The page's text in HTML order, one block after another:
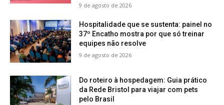
9 de agosto de 2026
Hospitalidade que se sustenta: painel no
37º Encatho mostra por que só treinar
equipes não resolve
9 de agosto de 2026
Do roteiro à hospedagem: Guia prático
da Rede Bristol para viajar com pets
pelo Brasil